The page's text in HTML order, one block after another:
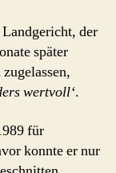
der
später
wertvoll‘.
für
konnte er nur